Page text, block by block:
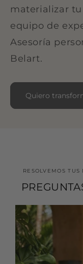
materializar
equipo de
Asesoría
Belart.
Quiero
RESOLVEMOS